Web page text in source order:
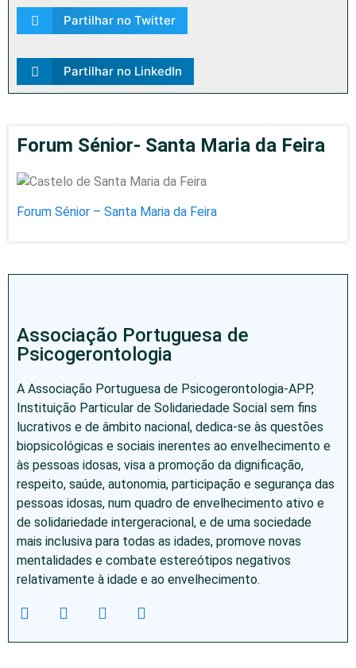
Partilhar no Twitter
Partilhar no LinkedIn
Forum Sénior- Santa Maria da Feira
Forum Sénior – Santa Maria da Feira
Associação Portuguesa de
Psicogerontologia
A Associação Portuguesa de Psicogerontologia-APP,
Instituição Particular de Solidariedade Social sem fins
lucrativos e de âmbito nacional, dedica-se às questões
biopsicológicas e sociais inerentes ao envelhecimento e
às pessoas idosas, visa a promoção da dignificação,
respeito, saúde, autonomia, participação e segurança das
pessoas idosas, num quadro de envelhecimento ativo e
de solidariedade intergeracional, e de uma sociedade
mais inclusiva para todas as idades, promove novas
mentalidades e combate estereótipos negativos
relativamente à idade e ao envelhecimento.